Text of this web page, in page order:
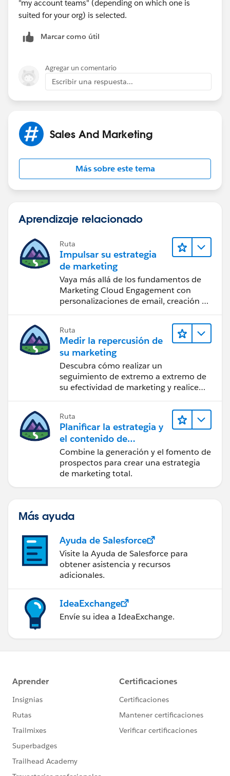
"my account teams" (depending on which one is
suited for your org) is selected.
Marcar como útil
Agregar un comentario
Escribir una respuesta...
Sales And Marketing
Más sobre este tema
Aprendizaje relacionado
Ruta
Impulsar su estrategia
de marketing
Vaya más allá de los fundamentos de
Marketing Cloud Engagement con
personalizaciones de email, creación de
Ruta
Medir la repercusión de
su marketing
Descubra cómo realizar un
seguimiento de extremo a extremo de
su efectividad de marketing y realice
Ruta
Planificar la estrategia y
el contenido de
marketing con
Marketing Cloud
Account Engagement
Combine la generación y el fomento de
prospectos para crear una estrategia
de marketing total.
Más ayuda
Ayuda de Salesforce
Visite la Ayuda de Salesforce para
obtener asistencia y recursos
adicionales.
IdeaExchange
Envíe su idea a IdeaExchange.